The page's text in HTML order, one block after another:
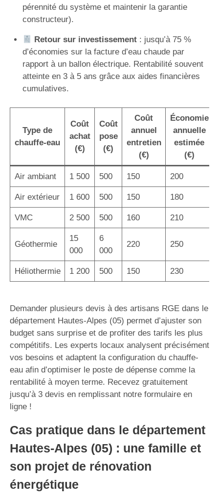
pérennité du système et maintenir la garantie
constructeur).
Retour sur investissement: jusqu’à 75 %
d’économies sur la facture d’eau chaude par
rapport à un ballon électrique. Rentabilité souvent
atteinte en 3 à 5 ans grâce aux aides financières
cumulatives.
Type de
chauffe-eau
Coût
achat
(€)
Coût
pose
(€)
Coût
annuel
entretien
(€)
Économie
annuelle
estimée
(€)
Air ambiant 1 500 500 150 200
Air extérieur 1 600 500 150 180
VMC 2 500 500 160 210
Géothermie
15
000
6
000
220 250
Héliothermie 1 200 500 150 230
Demander plusieurs devis à des artisans RGE dans le
département Hautes-Alpes (05) permet d’ajuster son
budget sans surprise et de profiter des tarifs les plus
compétitifs. Les experts locaux analysent précisément
vos besoins et adaptent la configuration du chauffe-
eau afin d’optimiser le poste de dépense comme la
rentabilité à moyen terme. Recevez gratuitement
jusqu’à 3 devis en remplissant notre formulaire en
ligne !
Cas pratique dans le département
Hautes-Alpes (05) : une famille et
son projet de rénovation
énergétique